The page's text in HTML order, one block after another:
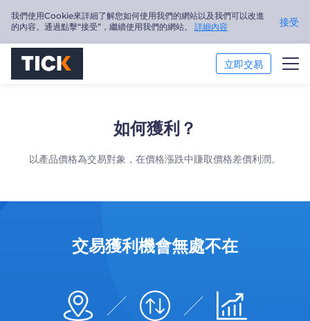
我們使用Cookie來詳細了解您如何使用我們的網站以及我們可以改進
的內容。通過點擊“接受”，繼續使用我們的網站。 詳細內容 接受
立即交易
Trader
如何獲利？
以產品價格為交易對象，在價格漲跌中賺取價格差價利潤。
交易獲利機會無處不在